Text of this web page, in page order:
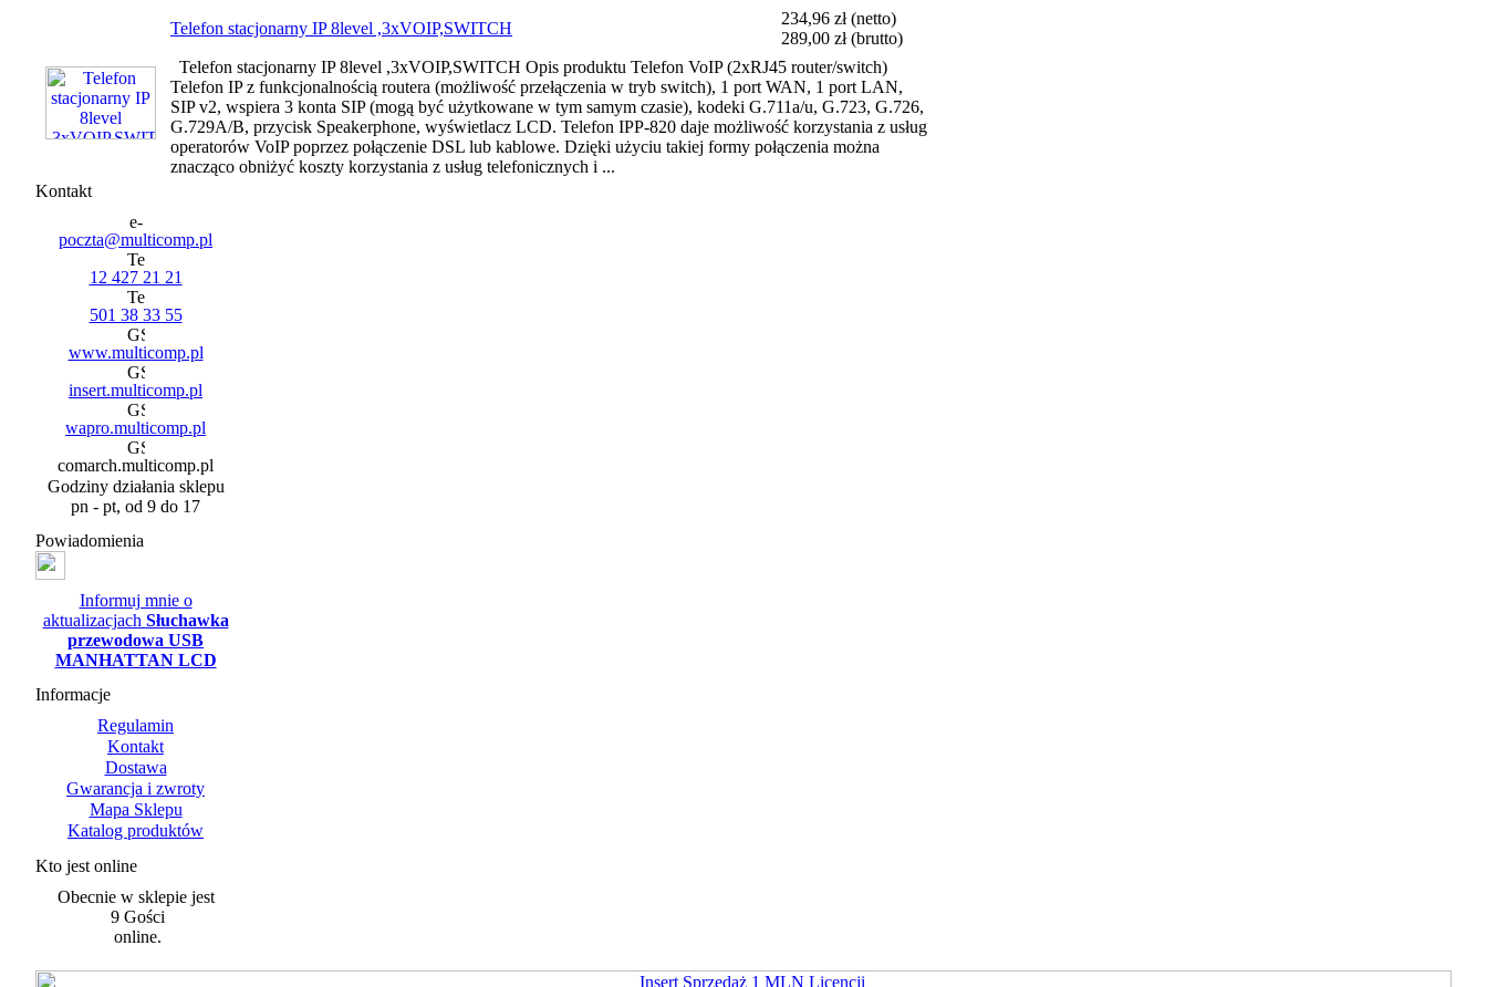
Telefon stacjonarny IP 8level ,3xVOIP,SWITCH
234,96 zł(netto)
289,00 zł(brutto)
Telefon stacjonarny IP 8level ,3xVOIP,SWITCH Opis produktu Telefon VoIP (2xRJ45 router/switch)
Telefon IP z funkcjonalnością routera (możliwość przełączenia w tryb switch), 1 port WAN, 1 port LAN,
SIP v2, wspiera 3 konta SIP (mogą być użytkowane w tym samym czasie), kodeki G.711a/u, G.723, G.726,
G.729A/B, przycisk Speakerphone, wyświetlacz LCD. Telefon IPP-820 daje możliwość korzystania z usług
operatorów VoIP poprzez połączenie DSL lub kablowe. Dzięki użyciu takiej formy połączenia można
znacząco obniżyć koszty korzystania z usług telefonicznych i ...
Kontakt
poczta@multicomp.pl
12 427 21 21
501 38 33 55
www.multicomp.pl
insert.multicomp.pl
wapro.multicomp.pl
comarch.multicomp.pl
Godziny działania sklepu
pn - pt, od 9 do 17
Powiadomienia
Informuj mnie o
aktualizacjach Słuchawka
przewodowa USB
MANHATTAN LCD
Informacje
Regulamin
Kontakt
Dostawa
Gwarancja i zwroty
Mapa Sklepu
Katalog produktów
Kto jest online
Obecnie w sklepie jest
9 Gości
online.